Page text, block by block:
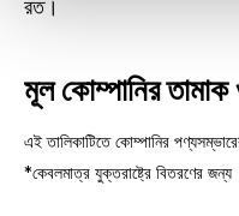
রত।
মূল কোম্পানির তামাক
এই তালিকাটিতে কোম্পানির
*কেবলমাত্র যুক্তরাষ্ট্রে বিতরণের জন্য